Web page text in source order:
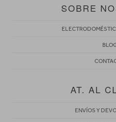
SOBRE
AT. AL
ENVÍOS Y